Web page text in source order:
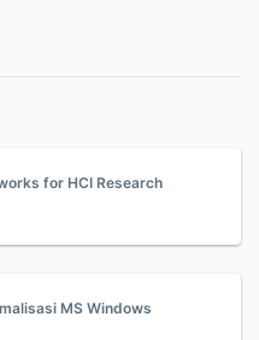
for HCI Research
MS Windows